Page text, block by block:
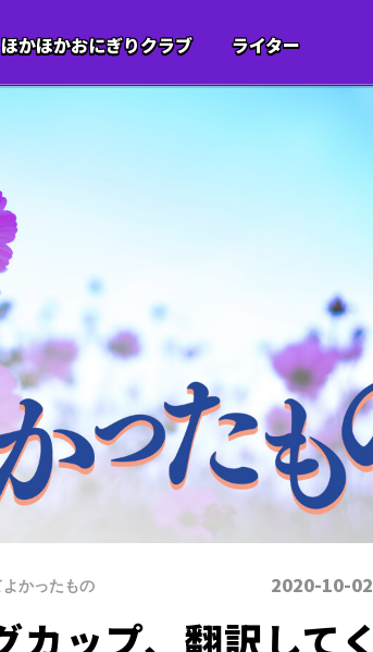
ほかほかおにぎりクラブ ライター
かったもの 2020-10-02
カップ、翻訳してく